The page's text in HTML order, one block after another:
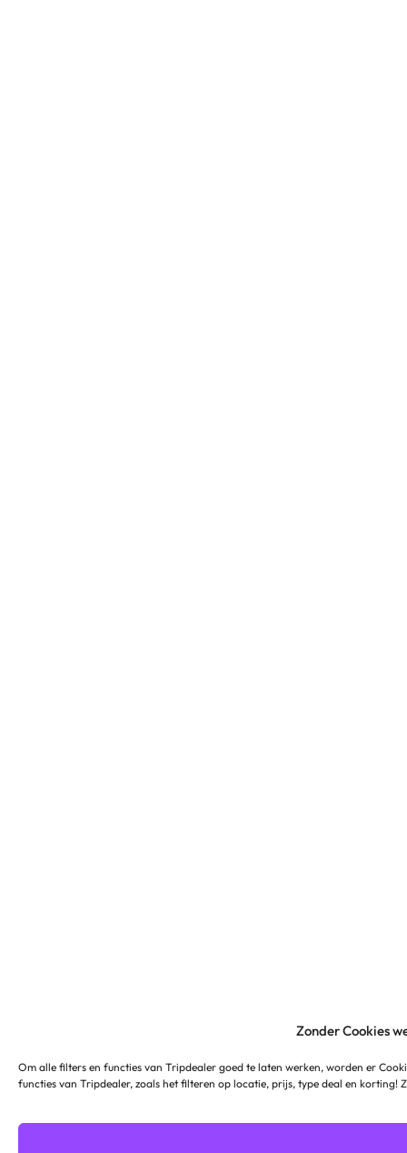
Zonder Cookies
Om alle filters en functies van Tripdealer goed te laten werken, worden er
functies van Tripdealer, zoals het filteren op locatie, prijs, type deal en